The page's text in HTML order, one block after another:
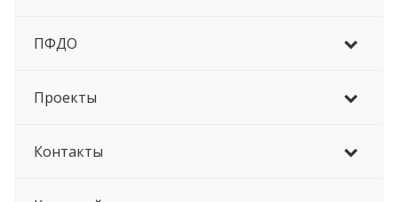
ПФДО
Проекты
Контакты